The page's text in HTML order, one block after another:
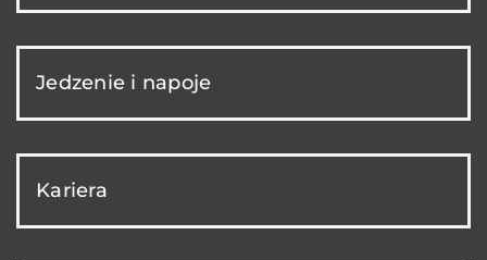
Jedzenie i napoje
Kariera